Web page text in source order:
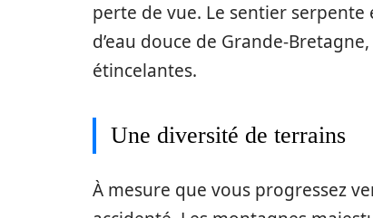
perte de vue. Le sentier
d’eau douce de Grande-
étincelantes.
Une diversité de terrains
À mesure que vous progressez